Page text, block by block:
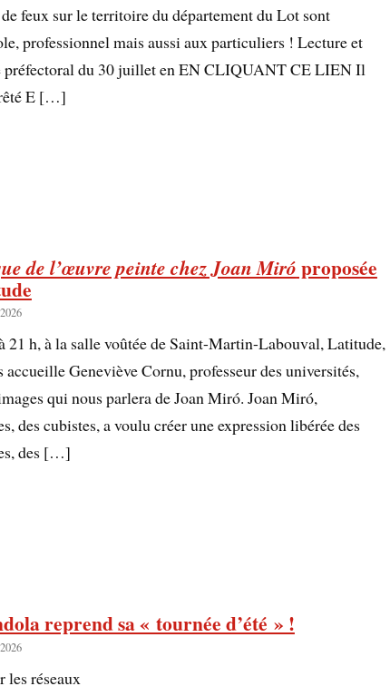
feux sur le territoire du département du Lot sont
professionnel mais aussi aux particuliers ! Lecture et
préfectoral du 30 juillet en EN CLIQUANT CE LIEN Il
E […]
de l’œuvre peinte chez Joan Miró proposée
21 h, à la salle voûtée de Saint-Martin-Labouval, Latitude,
Geneviève Cornu, professeur des universités,
qui nous parlera de Joan Miró. Joan Miró,
des cubistes, a voulu créer une expression libérée des
des […]
reprend sa « tournée d’été » !
les réseaux